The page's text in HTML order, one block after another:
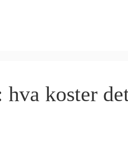
koster